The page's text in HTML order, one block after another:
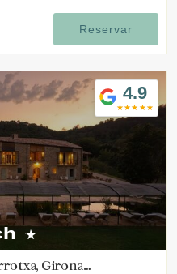
Reservar
4.9
Girona